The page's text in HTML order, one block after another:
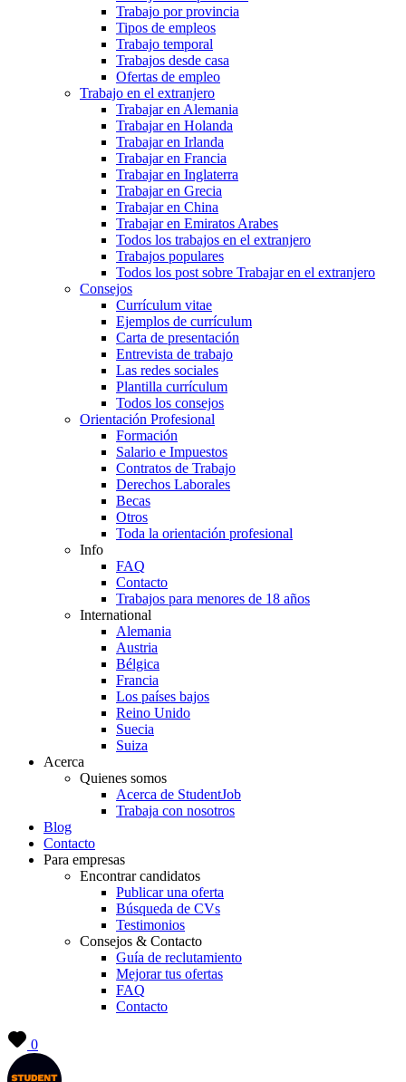
Trabajo por provincia
Tipos de empleos
Trabajo temporal
Trabajos desde casa
Ofertas de empleo
Trabajo en el extranjero
Trabajar en Alemania
Trabajar en Holanda
Trabajar en Irlanda
Trabajar en Francia
Trabajar en Inglaterra
Trabajar en Grecia
Trabajar en China
Trabajar en Emiratos Arabes
Todos los trabajos en el extranjero
Trabajos populares
Todos los post sobre Trabajar en el extranjero
Consejos
Currículum vitae
Ejemplos de currículum
Carta de presentación
Entrevista de trabajo
Las redes sociales
Plantilla currículum
Todos los consejos
Orientación Profesional
Formación
Salario e Impuestos
Contratos de Trabajo
Derechos Laborales
Becas
Otros
Toda la orientación profesional
Info
FAQ
Contacto
Trabajos para menores de 18 años
International
Alemania
Austria
Bélgica
Francia
Los países bajos
Reino Unido
Suecia
Suiza
Acerca
Quienes somos
Acerca de StudentJob
Trabaja con nosotros
Blog
Contacto
Para empresas
Encontrar candidatos
Publicar una oferta
Búsqueda de CVs
Testimonios
Consejos & Contacto
Guía de reclutamiento
Mejorar tus ofertas
FAQ
Contacto
0